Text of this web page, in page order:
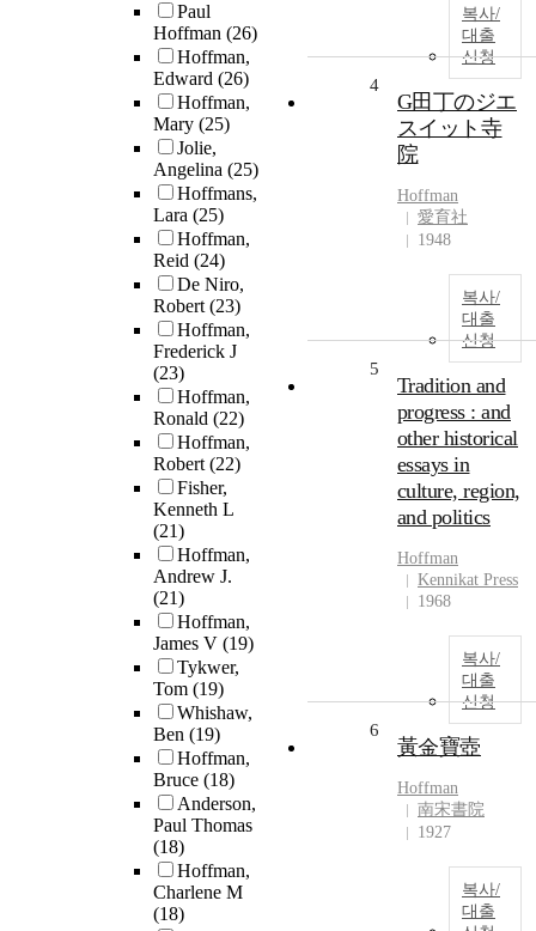
Paul
Hoffman (26)
Hoffman,
Edward (26)
Hoffman,
Mary (25)
Jolie,
Angelina (25)
Hoffmans,
Lara (25)
Hoffman,
Reid (24)
De Niro,
Robert(23)
Hoffman,
Frederick J
(23)
Hoffman,
Ronald (22)
Hoffman,
Robert(22)
Fisher,
Kenneth L
(21)
Hoffman,
Andrew J.
(21)
Hoffman,
James V (19)
Tykwer,
Tom (19)
Whishaw,
Ben (19)
Hoffman,
Bruce (18)
Anderson,
Paul Thomas
(18)
Hoffman,
Charlene M
(18)
복사/
대출
신청
4
G田丁のジエ
スイット寺
院
Hoffman
愛育社
1948
복사/
대출
신청
5
Tradition and
progress : and
other historical
essays in
culture, region,
and politics
Hoffman
Kennikat Press
1968
복사/
대출
신청
6
黃金寶壺
Hoffman
南宋書院
1927
복사/
대출